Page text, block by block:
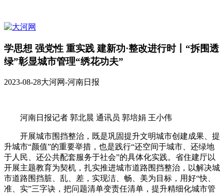
学思想 强党性 重实践 建新功·整改进行时丨“拆围透
绿”彰显城市管理“绣花功夫”
2023-08-28大河网-河南日报
河南日报记者 郭北晨 通讯员 郭培娟 王小伟
开展城市围挡整治，既是巩固提升文明城市创建成果、提
升城市“颜值”的重要举措，也是践行“还空间于城市、还绿地
于人民、还公共配套服务于社会”的具体化实践。省住建厅以
开展主题教育为契机，扎实推进城市道路围挡整治，以解决城
市道路围挡脏、乱、差，实现洁、畅、美为目标，用好“快、
准、实”三字诀，把问题清单变责任清单，提升精细化城市管